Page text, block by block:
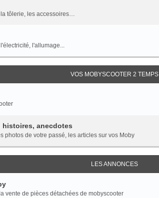
tôlerie, les accessoires…
l'allumage...
VOS MOBYSCOOTER 2 TEMPS
anecdotes
photos de votre passé, les articles sur vos Moby
LES ANNONCES
vente de pièces détachées de mobyscooter